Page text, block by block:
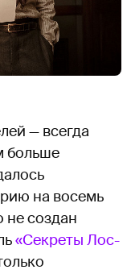
— всегда
больше
на восемь
не создан
«Секреты Лос-